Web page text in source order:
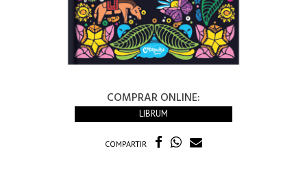
COMPRAR ONLINE:
LIBRUM
COMPARTIR